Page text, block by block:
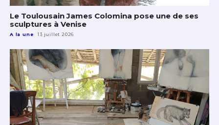
Le Toulousain James Colomina pose une de ses
sculptures à Venise
A la une 13 juillet 2026